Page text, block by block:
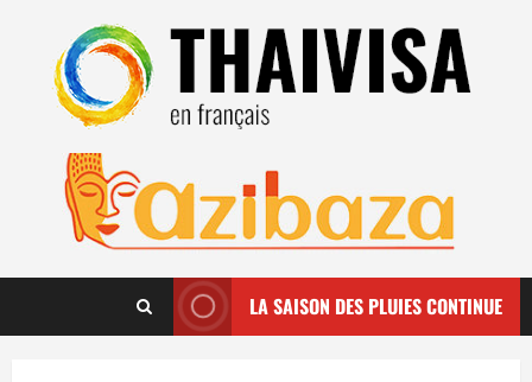
contenu
LA SAISON DES PLUIES CONTINUE